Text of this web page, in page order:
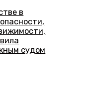
в
судом